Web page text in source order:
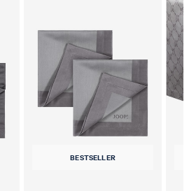
BESTSELLER